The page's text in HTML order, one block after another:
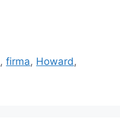
,firma, Howard ,